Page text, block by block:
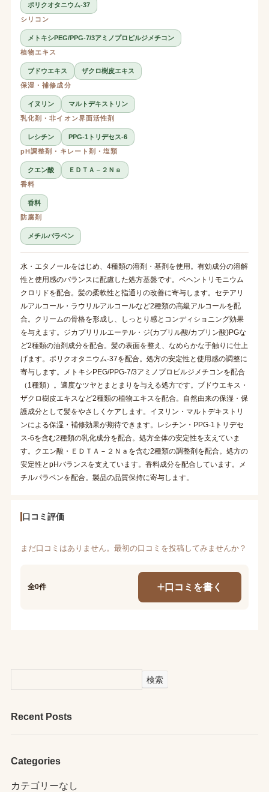
ポリクオタニウム-37
シリコン
メトキシPEG/PPG-7/3アミノプロピルジメチコン
植物エキス
ブドウエキス
ザクロ樹皮エキス
保湿・補修成分
イヌリン
マルトデキストリン
乳化剤・非イオン界面活性剤
レシチン
PPG-1トリデセス-6
pH調整剤・キレート剤・塩類
クエン酸
ＥＤＴＡ－２Ｎａ
香料
香料
防腐剤
メチルパラベン
水・エタノールをはじめ、4種類の溶剤・基剤を使用。有効成分の溶解
性と使用感のバランスに配慮した処方基盤です。ベヘントリモニウム
クロリドを配合。髪の柔軟性と指通りの改善に寄与します。セテアリ
ルアルコール・ラウリルアルコールなど2種類の高級アルコールを配
合。クリームの骨格を形成し、しっとり感とコンディショニング効果
を与えます。ジカプリリルエーテル・ジ(カプリル酸/カプリン酸)PGな
ど2種類の油剤成分を配合。髪の表面を整え、なめらかな手触りに仕上
げます。ポリクオタニウム-37を配合。処方の安定性と使用感の調整に
寄与します。メトキシPEG/PPG-7/3アミノプロピルジメチコンを配合
（1種類）。適度なツヤとまとまりを与える処方です。ブドウエキス・
ザクロ樹皮エキスなど2種類の植物エキスを配合。自然由来の保湿・保
護成分として髪をやさしくケアします。イヌリン・マルトデキストリ
ンによる保湿・補修効果が期待できます。レシチン・PPG-1トリデセ
ス-6を含む2種類の乳化成分を配合。処方全体の安定性を支えていま
す。クエン酸・ＥＤＴＡ－２Ｎａを含む2種類の調整剤を配合。処方の
安定性とpHバランスを支えています。香料成分を配合しています。メ
チルパラベンを配合。製品の品質保持に寄与します。
口コミ評価
まだ口コミはありません。最初の口コミを投稿してみませんか？
全0件 口コミを書く
検索
Recent Posts
Categories
カテゴリーなし